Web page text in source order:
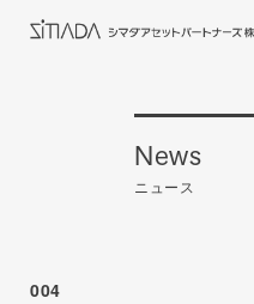
News
ニュース
004